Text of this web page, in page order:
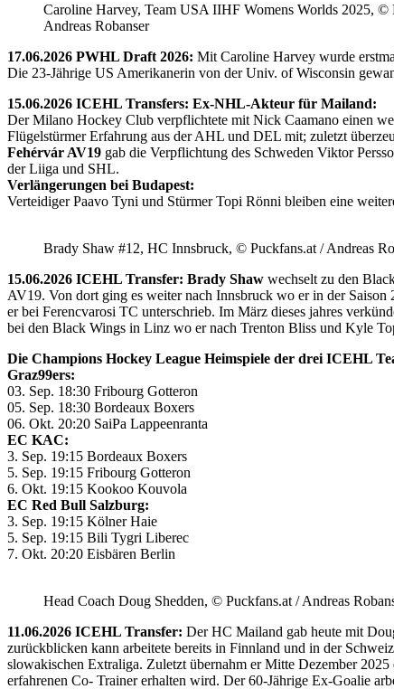
Caroline Harvey, Team USA IIHF Womens Worlds 2025, ©
Andreas Robanser
17.06.2026 PWHL Draft 2026: Mit Caroline Harvey wurde
Die 23-Jährige US Amerikanerin von der Univ. of Wisconsin
15.06.2026 ICEHL Transfers: Ex-NHL-Akteur für Mailand:
Der Milano Hockey Club verpflichtete mit Nick Caamano einen
Flügelstürmer Erfahrung aus der AHL und DEL mit; zuletzt
Fehérvár AV19 gab die Verpflichtung des Schweden Viktor
der Liiga und SHL.
Verlängerungen bei Budapest:
Verteidiger Paavo Tyni und Stürmer Topi Rönni bleiben eine
Brady Shaw #12, HC Innsbruck, © Puckfans.at / Andreas
15.06.2026 ICEHL Transfer: Brady Shaw wechselt zu den
AV19. Von dort ging es weiter nach Innsbruck wo er in der
er bei Ferencvarosi TC unterschrieb. Im März dieses jahres
bei den Black Wings in Linz wo er nach Trenton Bliss und Kyle
Die Champions Hockey League Heimspiele der drei ICEHL
Graz99ers:
03. Sep. 18:30 Fribourg Gotteron
05. Sep. 18:30 Bordeaux Boxers
06. Okt. 20:20 SaiPa Lappeenranta
EC KAC:
3. Sep. 19:15 Bordeaux Boxers
5. Sep. 19:15 Fribourg Gotteron
6. Okt. 19:15 Kookoo Kouvola
EC Red Bull Salzburg:
3. Sep. 19:15 Kölner Haie
5. Sep. 19:15 Bili Tygri Liberec
7. Okt. 20:20 Eisbären Berlin
Head Coach Doug Shedden, © Puckfans.at / Andreas
11.06.2026 ICEHL Transfer: Der HC Mailand gab heute mit
zurückblicken kann arbeitete bereits in Finnland und in der
slowakischen Extraliga. Zuletzt übernahm er Mitte Dezember
erfahrenen Co- Trainer erhalten wird. Der 60-Jährige Ex-Goalie